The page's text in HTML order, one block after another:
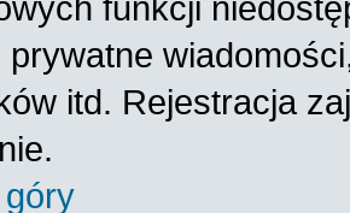
funkcji
prywatne
itd. Rejestracja